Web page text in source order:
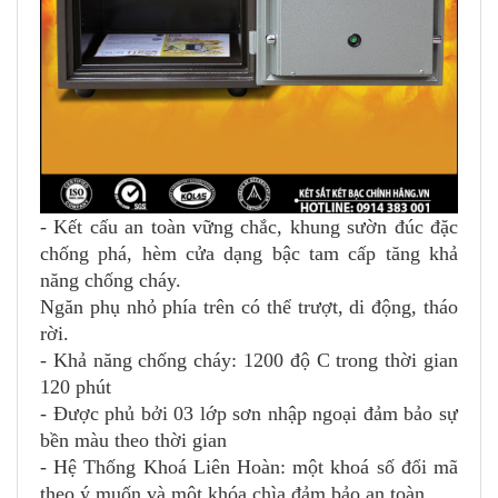
- Kết cấu an toàn vững chắc, khung s­ườn đúc đặc
chống phá, hèm cửa dạng bậc tam cấp tăng khả
năng chống cháy.
Ngăn phụ nhỏ phía trên có thể trượt, di động, tháo
rời.
- Khả năng chống cháy: 1200 độ C trong thời gian
120 phút
- Được phủ bởi 03 lớp sơn nhập ngoại đảm bảo sự
bền màu theo thời gian
- Hệ Thống Khoá Liên Hoàn: một khoá số đổi mã